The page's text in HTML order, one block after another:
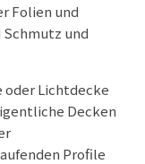
Folien und
und
oder Lichtdecke
Decken
Profile